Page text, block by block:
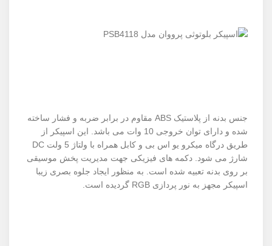
جنس بدنه از پلاستیک ABS مقاوم در برابر ضربه و فشار ساخته
شده و دارای توان خروجی 10 وات می باشد. این اسپیکر از
طریق درگاه میکرو یو اس بی و کابل همراه با ولتاژ 5 ولت DC
شارژ می شود. دکمه های فیزیکی جهت مدیریت پخش موسیقی
بر روی بدنه تعبیه شده است. به منظور ایجاد جلوه بصری زیبا
اسپیکر مجهز به نور پردازی RGB گردیده است.